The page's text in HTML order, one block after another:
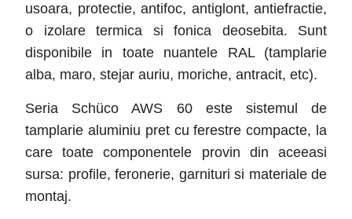
usoara, protectie, antifoc, antiglont, antiefractie,
o izolare termica si fonica deosebita. Sunt
disponibile in toate nuantele RAL (tamplarie
alba, maro, stejar auriu, moriche, antracit, etc).
Seria Schüco AWS 60 este sistemul de
tamplarie aluminiu pret cu ferestre compacte, la
care toate componentele provin din aceeasi
sursa: profile, feronerie, garnituri si materiale de
montaj.